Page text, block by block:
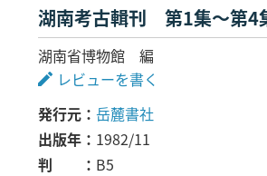
湖南考古輯刊 第1集～第
湖南省博物館 編
レビューを書く
発行元
岳麓書社
出版年
1982/11
判
B5